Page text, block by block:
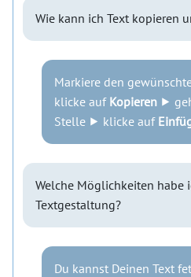
Wie kann ich Text kopieren
Markiere den
klicke auf Kopieren ⯈
Stelle ⯈ klicke auf
Welche Möglichkeiten habe
Textgestaltung?
Du kannst Deinen Text